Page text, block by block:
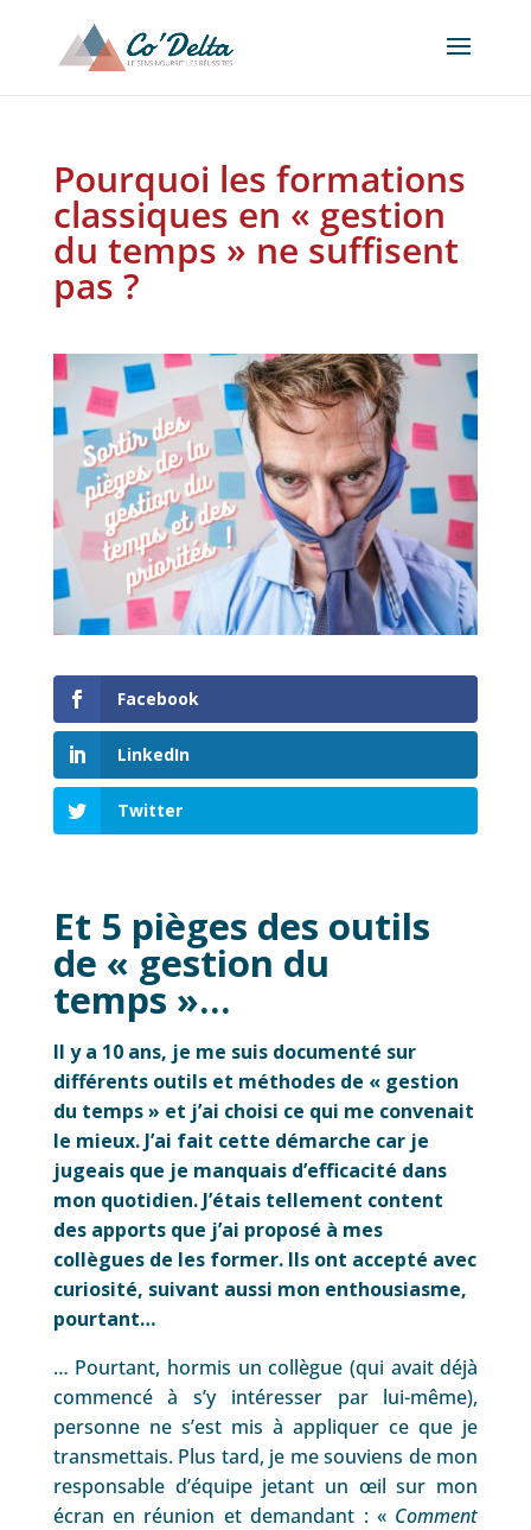
Pourquoi les formations
classiques en « gestion
du temps » ne suffisent
pas ?
Facebook
LinkedIn
Twitter
Et 5 pièges des outils
de « gestion du
temps »…
Il y a 10 ans, je me suis documenté sur
différents outils et méthodes de « gestion
du temps » et j’ai choisi ce qui me convenait
le mieux. J’ai fait cette démarche car je
jugeais que je manquais d’efficacité dans
mon quotidien. J’étais tellement content
des apports que j’ai proposé à mes
collègues de les former. Ils ont accepté avec
curiosité, suivant aussi mon enthousiasme,
pourtant…
… Pourtant, hormis un collègue (qui avait déjà
commencé à s’y intéresser par lui-même),
personne ne s’est mis à appliquer ce que je
transmettais. Plus tard, je me souviens de mon
responsable d’équipe jetant un œil sur mon
écran en réunion et demandant : « Comment